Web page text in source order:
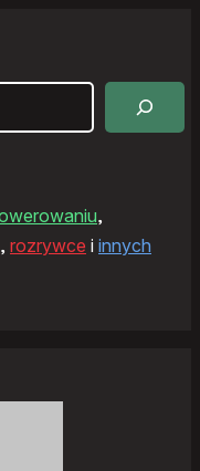
,
, rozrywce i innych